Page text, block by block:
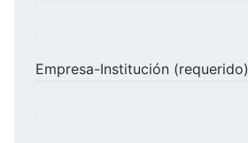
Empresa-Institución (requerido)